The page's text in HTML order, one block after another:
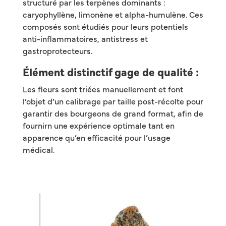
structuré par les terpènes dominants :
caryophyllène, limonène et alpha-humulène. Ces
composés sont étudiés pour leurs potentiels
anti-inflammatoires, antistress et
gastroprotecteurs.
Élément distinctif gage de qualité :
Les fleurs sont triées manuellement et font
l’objet d’un calibrage par taille post-récolte pour
garantir des bourgeons de grand format, afin de
fournirn une expérience optimale tant en
apparence qu’en efficacité pour l’usage
médical.